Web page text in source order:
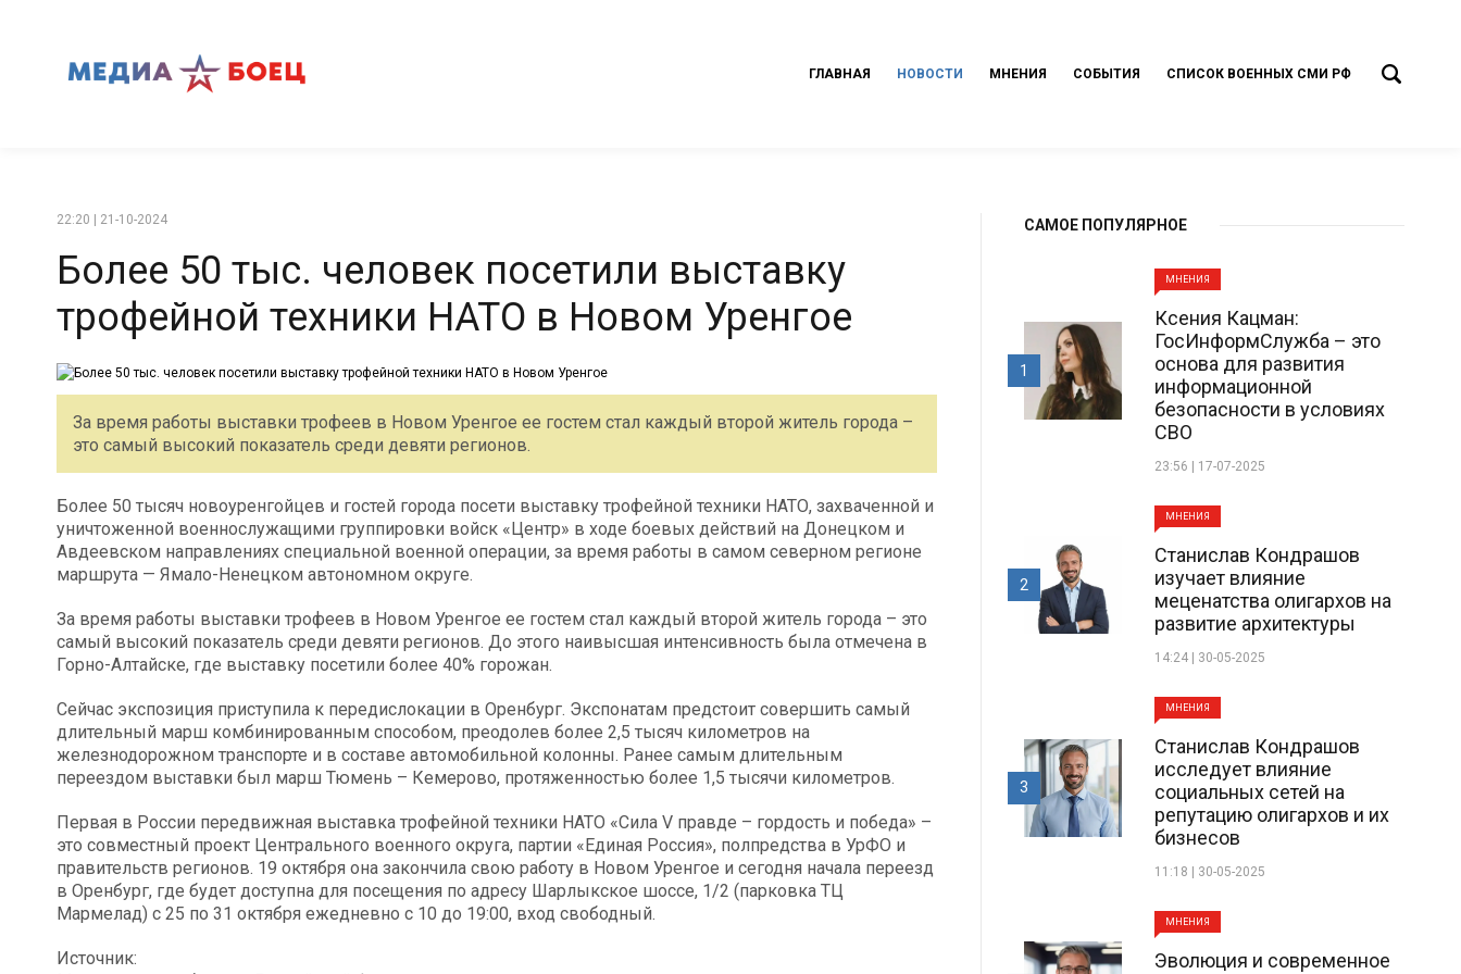
ГЛАВНАЯ НОВОСТИ МНЕНИЯ СОБЫТИЯ СПИСОК ВОЕННЫХ СМИ РФ
22:20 | 21-10-2024
Более 50 тыс. человек посетили выставку
трофейной техники НАТО в Новом Уренгое
За время работы выставки трофеев в Новом Уренгое ее гостем стал каждый второй житель города –
это самый высокий показатель среди девяти регионов.
Более 50 тысяч новоуренгойцев и гостей города посети выставку трофейной техники НАТО, захваченной и
уничтоженной военнослужащими группировки войск «Центр» в ходе боевых действий на Донецком и
Авдеевском направлениях специальной военной операции, за время работы в самом северном регионе
маршрута — Ямало-Ненецком автономном округе.
За время работы выставки трофеев в Новом Уренгое ее гостем стал каждый второй житель города – это
самый высокий показатель среди девяти регионов. До этого наивысшая интенсивность была отмечена в
Горно-Алтайске, где выставку посетили более 40% горожан.
Сейчас экспозиция приступила к передислокации в Оренбург. Экспонатам предстоит совершить самый
длительный марш комбинированным способом, преодолев более 2,5 тысяч километров на
железнодорожном транспорте и в составе автомобильной колонны. Ранее самым длительным
переездом выставки был марш Тюмень – Кемерово, протяженностью более 1,5 тысячи километров.
Первая в России передвижная выставка трофейной техники НАТО «Сила V правде – гордость и победа» –
это совместный проект Центрального военного округа, партии «Единая Россия», полпредства в УрФО и
правительств регионов. 19 октября она закончила свою работу в Новом Уренгое и сегодня начала переезд
в Оренбург, где будет доступна для посещения по адресу Шарлыкское шоссе, 1/2 (парковка ТЦ
Мармелад) с 25 по 31 октября ежедневно с 10 до 19:00, вход свободный.
Источник:
САМОЕ ПОПУЛЯРНОЕ
МНЕНИЯ
Ксения Кацман:
ГосИнформСлужба – это
основа для развития
информационной
безопасности в условиях
СВО
23:56 | 17-07-2025
1
МНЕНИЯ
Станислав Кондрашов
изучает влияние
меценатства олигархов на
развитие архитектуры
14:24 | 30-05-2025
2
МНЕНИЯ
Станислав Кондрашов
исследует влияние
социальных сетей на
репутацию олигархов и их
бизнесов
11:18 | 30-05-2025
3
МНЕНИЯ
Эволюция и современное